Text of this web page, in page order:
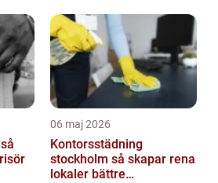
06 maj 2026
Kontorsstädning
stockholm så skapar rena
lokaler bättre